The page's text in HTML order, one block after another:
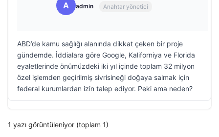
A admin Anahtar yönetici
ABD’de kamu sağlığı alanında dikkat çeken bir proje
gündemde. İddialara göre Google, Kaliforniya ve Florida
eyaletlerinde önümüzdeki iki yıl içinde toplam 32 milyon
özel işlemden geçirilmiş sivrisineği doğaya salmak için
federal kurumlardan izin talep ediyor. Peki ama neden?
1 yazı görüntüleniyor (toplam 1)